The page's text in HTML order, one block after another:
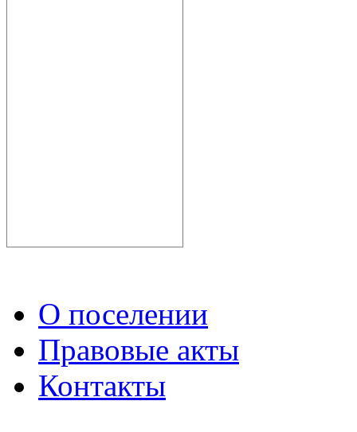
О поселении
Правовые акты
Контакты